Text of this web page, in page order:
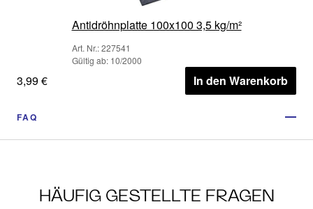
Antidröhnplatte 100x100 3,5 kg/m²
Art. Nr.: 227541
Gültig ab: 10/2000
3,99 € In den Warenkorb
FAQ
HÄUFIG GESTELLTE FRAGEN